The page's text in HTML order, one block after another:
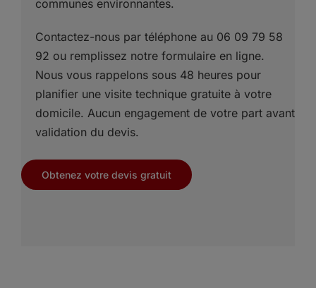
communes environnantes.
Contactez-nous par téléphone au 06 09 79 58
92 ou remplissez notre formulaire en ligne.
Nous vous rappelons sous 48 heures pour
planifier une visite technique gratuite à votre
domicile. Aucun engagement de votre part avant
validation du devis.
Obtenez votre devis gratuit